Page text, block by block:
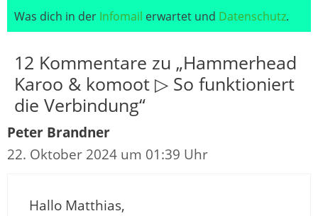
Was dich in der Infomail erwartet und Datenschutz.
12 Kommentare zu „Hammerhead
Karoo & komoot ▷ So funktioniert
die Verbindung“
Peter Brandner
22. Oktober 2024 um 01:39 Uhr
Hallo Matthias,